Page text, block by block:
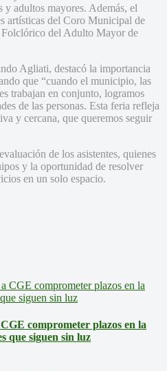
adultos mayores. Además, el
artísticas del Coro Municipal de
del Adulto Mayor de
Agliati, destacó la importancia
que “cuando el municipio, las
trabajan en conjunto, logramos
de las personas. Esta feria refleja
y cercana, que queremos seguir
de los asistentes, quienes
y la oportunidad de resolver
en un solo espacio.
comprometer plazos en la
que siguen sin luz